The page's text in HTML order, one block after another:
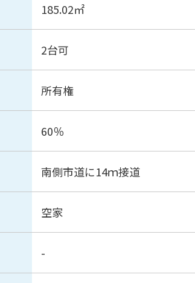
185.02㎡
2台可
所有権
60％
南側市道に14ｍ接道
空家
-